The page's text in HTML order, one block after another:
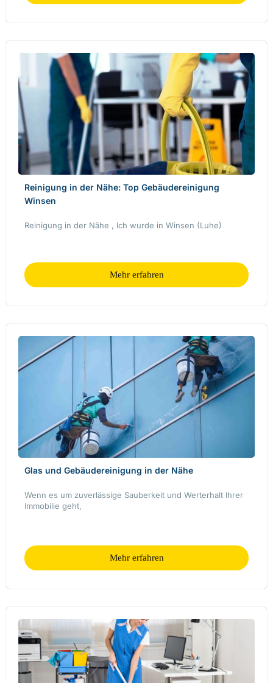
Reinigung in der Nähe: Top Gebäudereinigung
Winsen
Reinigung in der Nähe , Ich wurde in Winsen (Luhe)
Mehr erfahren
Glas und Gebäudereinigung in der Nähe
Wenn es um zuverlässige Sauberkeit und Werterhalt Ihrer
Immobilie geht,
Mehr erfahren